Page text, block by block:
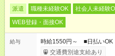
派遣 職種未経験OK 社会人未経験
WEB登録・面接OK
給与
時給1550円～ ■日払いOK
交通費別途支給あり